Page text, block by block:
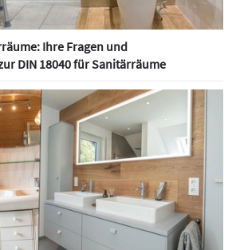
Ihre Fragen und
DIN 18040 für Sanitärräume